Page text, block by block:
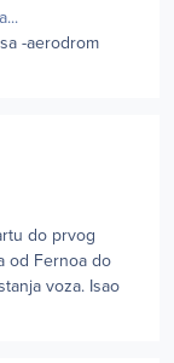
-aerodrom
do prvog
od Fernoa do
voza. Isao